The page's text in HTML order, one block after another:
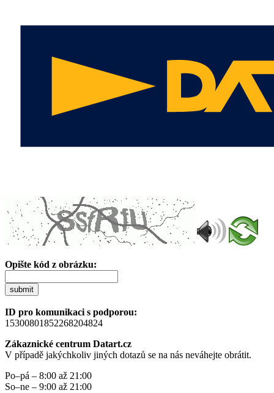
Opište kód z obrázku:
submit
ID pro komunikaci s podporou:
15300801852268204824
Zákaznické centrum Datart.cz
V případě jakýchkoliv jiných dotazů se na nás neváhejte obrátit.
Po–pá – 8:00 až 21:00
So–ne – 9:00 až 21:00